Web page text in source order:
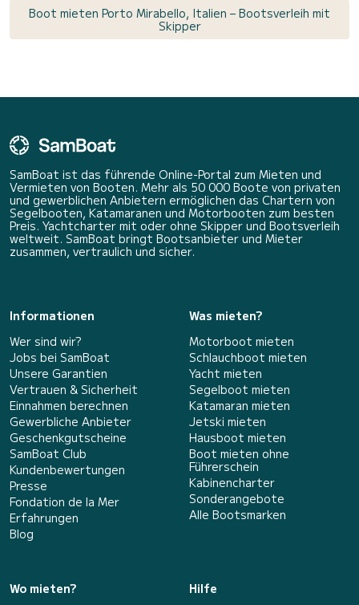
Boot mieten Porto Mirabello, Italien – Bootsverleih mit
Skipper
SamBoat ist das führende Online-Portal zum Mieten und
Vermieten von Booten. Mehr als 50 000 Boote von privaten
und gewerblichen Anbietern ermöglichen das Chartern von
Segelbooten, Katamaranen und Motorbooten zum besten
Preis. Yachtcharter mit oder ohne Skipper und Bootsverleih
weltweit. SamBoat bringt Bootsanbieter und Mieter
zusammen, vertraulich und sicher.
Informationen
Wer sind wir?
Jobs bei SamBoat
Unsere Garantien
Vertrauen & Sicherheit
Einnahmen berechnen
Gewerbliche Anbieter
Geschenkgutscheine
SamBoat Club
Kundenbewertungen
Presse
Fondation de la Mer
Erfahrungen
Blog
Was mieten?
Motorboot mieten
Schlauchboot mieten
Yacht mieten
Segelboot mieten
Katamaran mieten
Jetski mieten
Hausboot mieten
Boot mieten ohne
Führerschein
Kabinencharter
Sonderangebote
Alle Bootsmarken
Wo mieten?
Hilfe